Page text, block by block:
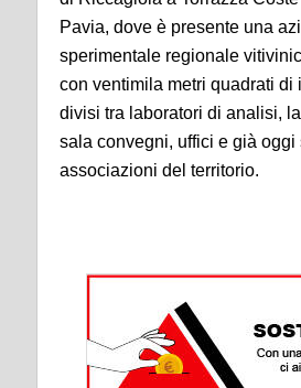
Pavia, dove è presente una
sperimentale regionale
con ventimila metri quadrati di
divisi tra laboratori di analisi,
sala convegni, uffici e già oggi
associazioni del territorio.